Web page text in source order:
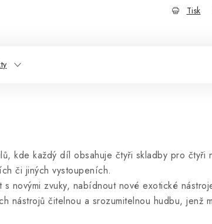
Tisk
kde každý díl obsahuje čtyři skladby pro čtyři
či jiných vystoupeních.
novými zvuky, nabídnout nové exotické
nástrojů čitelnou a srozumitelnou hudbu, jenž